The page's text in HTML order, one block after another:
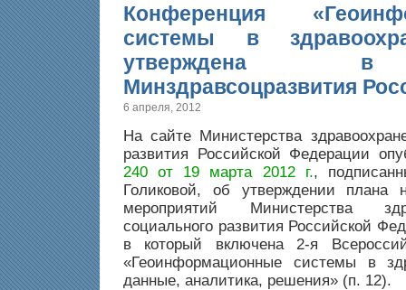
Конференция
системы в
утверждена
Минздравсоцразвития
6 апреля, 2012
На сайте Министерства
развития Российской Федерации
240 от 19 марта 2012 г.,
Голиковой, об утверждении плана
мероприятий Министерства
социального развития Российской
в который включена 2-я
«Геоинформационные системы в
данные, аналитика, решения» (п. 12).